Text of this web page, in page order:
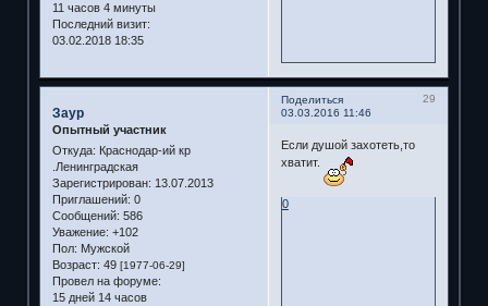
11 часов 4 минуты
Последний визит:
03.02.2018 18:35
Поделиться
29
03.03.2016 11:46
Заур
Опытный участник
Откуда: Краснодар-ий кр
.Ленинградская
Зарегистрирован: 13.07.2013
Приглашений: 0
Сообщений: 586
Уважение: +102
Пол: Мужской
Возраст: 49 [1977-06-29]
Провел на форуме:
15 дней 14 часов
Если душой захотеть,то
хватит.
0